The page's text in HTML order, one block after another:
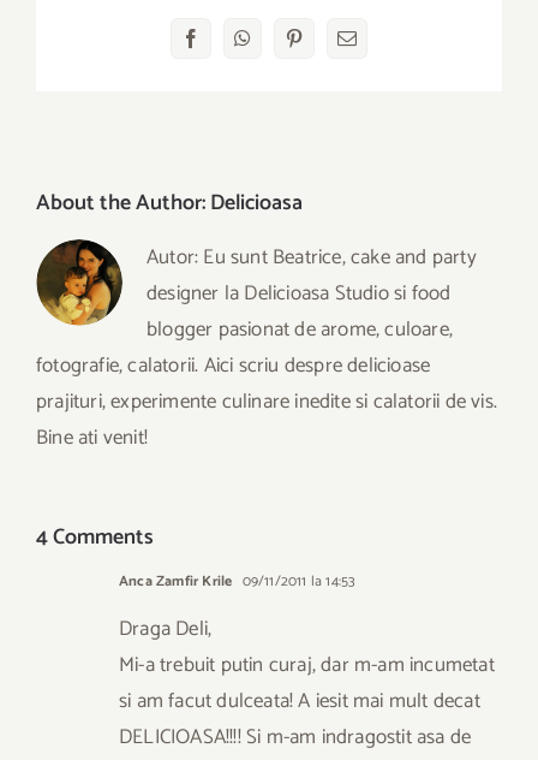
FacebookWhatsAppPinterest
E-
About the Author:Delicioasa
Autor: Eu sunt Beatrice, cake and party
designer la Delicioasa Studio si food
blogger pasionat de arome, culoare,
fotografie, calatorii. Aici scriu despre delicioase
prajituri, experimente culinare inedite si calatorii de vis.
Bine ati venit!
4 Comments
Anca Zamfir Krile 09/11/2011 la 14:53
Draga Deli,
Mi-a trebuit putin curaj, dar m-am incumetat
si am facut dulceata! A iesit mai mult decat
DELICIOASA!!!! Si m-am indragostit asa de